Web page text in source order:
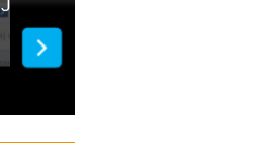
Jelesre vizsgáztak